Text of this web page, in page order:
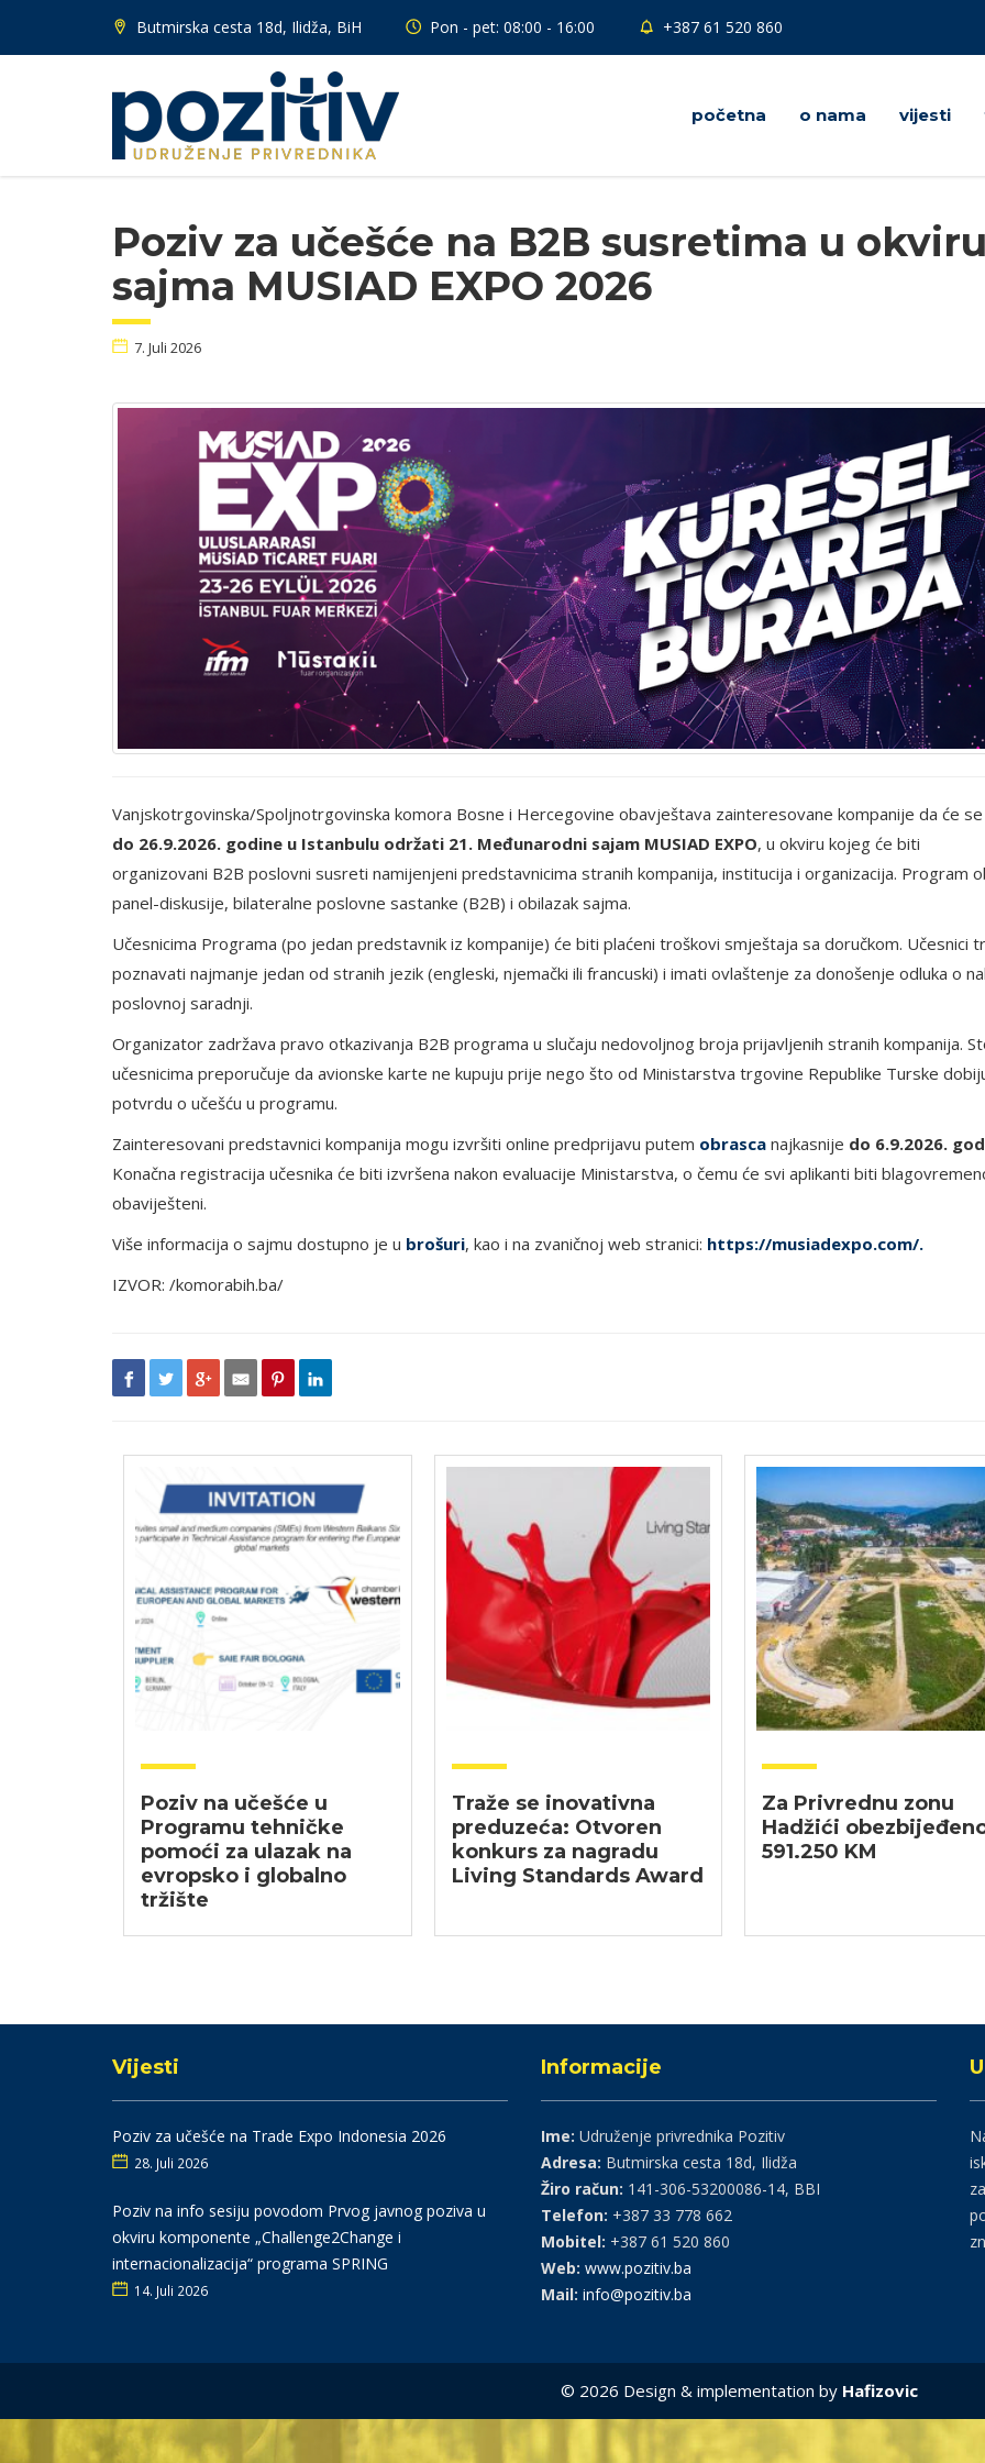
Butmirska cesta 18d, Ilidža, BiH Pon - pet: 08:00 - 16:00 +387 61 520 860
početna o nama vijesti
Poziv za učešće na B2B susretima u
sajma MUSIAD EXPO 2026
7. Juli 2026
Vanjskotrgovinska/Spoljnotrgovinska komora Bosne i Hercegovine obavještava zainteresovane kompanije da će
do 26.9.2026. godine u Istanbulu održati 21. Međunarodni sajam MUSIAD EXPO, u okviru kojeg će biti
organizovani B2B poslovni susreti namijenjeni predstavnicima stranih kompanija, institucija i organizacija. Program
panel-diskusije, bilateralne poslovne sastanke (B2B) i obilazak sajma.
Učesnicima Programa (po jedan predstavnik iz kompanije) će biti plaćeni troškovi smještaja sa doručkom. Učesnici
poznavati najmanje jedan od stranih jezik (engleski, njemački ili francuski) i imati ovlaštenje za donošenje odluka o
poslovnoj saradnji.
Organizator zadržava pravo otkazivanja B2B programa u slučaju nedovoljnog broja prijavljenih stranih kompanija.
učesnicima preporučuje da avionske karte ne kupuju prije nego što od Ministarstva trgovine Republike Turske
potvrdu o učešću u programu.
Zainteresovani predstavnici kompanija mogu izvršiti online predprijavu putem obrasca najkasnije do 6.9.2026.
Konačna registracija učesnika će biti izvršena nakon evaluacije Ministarstva, o čemu će svi aplikanti biti
obaviješteni.
Više informacija o sajmu dostupno je u brošuri, kao i na zvaničnoj web stranici: https://musiadexpo.com/.
IZVOR: /komorabih.ba/
Poziv na učešće u
Programu tehničke
pomoći za ulazak na
evropsko i globalno
tržište
Traže se inovativna
preduzeća: Otvoren
konkurs za nagradu
Living Standards Award
Za Privrednu zonu
Hadžići
591.250 KM
Vijesti
Poziv za učešće na Trade Expo Indonesia 2026
28. Juli 2026
Poziv na info sesiju povodom Prvog javnog poziva u
okviru komponente „Challenge2Change i
internacionalizacija“ programa SPRING
14. Juli 2026
Informacije
Ime: Udruženje privrednika Pozitiv
Adresa: Butmirska cesta 18d, Ilidža
Žiro račun: 141-306-53200086-14, BBI
Telefon: +387 33 778 662
Mobitel: +387 61 520 860
Web: www.pozitiv.ba
Mail: info@pozitiv.ba
© 2026 Design & implementation by Hafizovic